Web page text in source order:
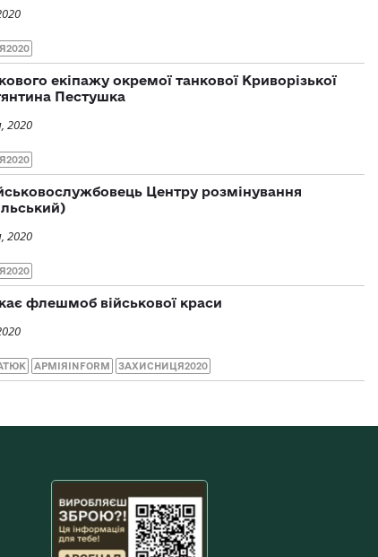
екіпажу окремої танкової Криворізької
Пестушка
2020
Центру розмiнування
2020
флешмоб військової краси
АРМІЯINFORM ЗАХИСНИЦЯ2020